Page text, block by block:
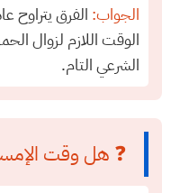
الجواب:
الوقت اللازم لزوال
الشرعي التام.
❓ هل وقت